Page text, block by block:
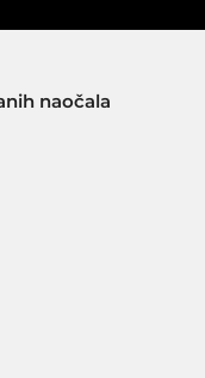
naočala